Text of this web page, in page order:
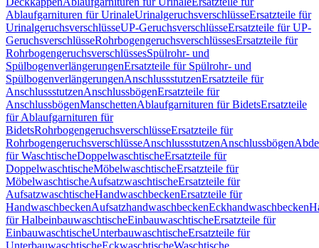
Ablaufgarnituren für UrinaleUrinalgeruchsverschlüsseErsatzteile für
UrinalgeruchsverschlüsseUP-GeruchsverschlüsseErsatzteile für UP-
GeruchsverschlüsseRohrbogengeruchsverschlüssesErsatzteile für
RohrbogengeruchsverschlüssesSpülrohr- und
SpülbogenverlängerungenErsatzteile für Spülrohr- und
SpülbogenverlängerungenAnschlussstutzenErsatzteile für
AnschlussstutzenAnschlussbögenErsatzteile für
AnschlussbögenManschettenAblaufgarnituren für BidetsErsatzteile
für Ablaufgarnituren für
BidetsRohrbogengeruchsverschlüsseErsatzteile für
RohrbogengeruchsverschlüsseAnschlussstutzenAnschlussbögen
für WaschtischeDoppelwaschtischeErsatzteile für
DoppelwaschtischeMöbelwaschtischeErsatzteile für
MöbelwaschtischeAufsatzwaschtischeErsatzteile für
AufsatzwaschtischeHandwaschbeckenErsatzteile für
HandwaschbeckenAufsatzhandwaschbeckenEckhandwaschbecken
für HalbeinbauwaschtischeEinbauwaschtischeErsatzteile für
EinbauwaschtischeUnterbauwaschtischeErsatzteile für
UnterbauwaschtischeEckwaschtischeWaschtische